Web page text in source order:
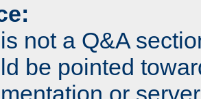
not a Q&A
be pointed